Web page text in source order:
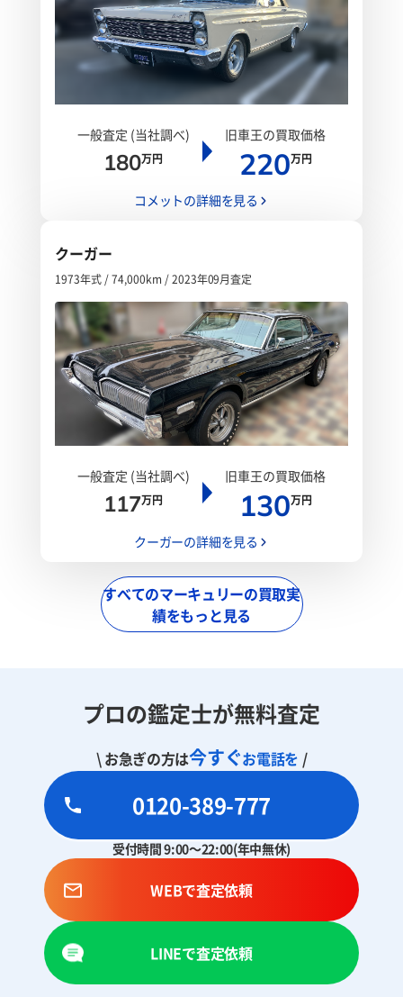
一般査定 (当社調べ)
180万円
旧車王の買取価格
220万円
コメットの詳細を見る
クーガー
1973年式 / 74,000km / 2023年09月査定
一般査定 (当社調べ)
117万円
旧車王の買取価格
130万円
クーガーの詳細を見る
すべてのマーキュリーの買取実
績をもっと見る
プロの鑑定士が無料査定
\ お急ぎの方は今すぐお電話を /
0120-389-777
受付時間 9:00～22:00(年中無休)
WEBで査定依頼
LINEで査定依頼